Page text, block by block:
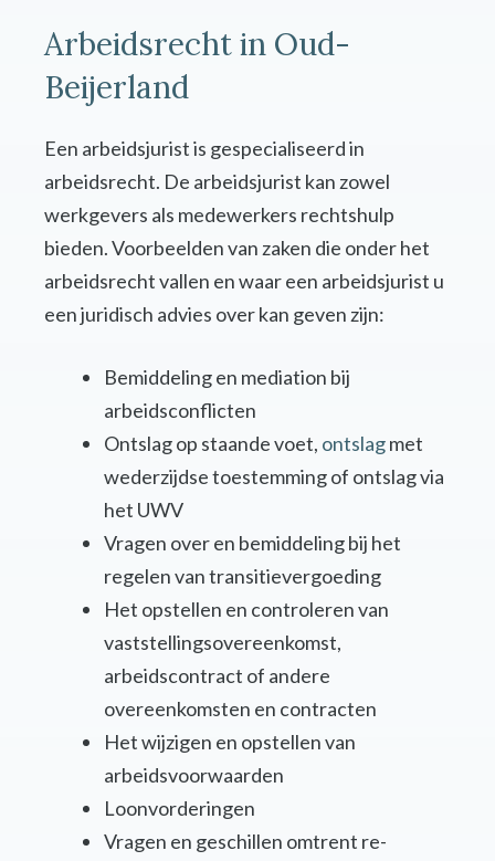
Arbeidsrecht in Oud-
Beijerland
Een arbeidsjurist is gespecialiseerd in
arbeidsrecht. De arbeidsjurist kan zowel
werkgevers als medewerkers rechtshulp
bieden. Voorbeelden van zaken die onder het
arbeidsrecht vallen en waar een arbeidsjurist u
een juridisch advies over kan geven zijn:
Bemiddeling en mediation bij
arbeidsconflicten
Ontslag op staande voet, ontslagmet
wederzijdse toestemming of ontslag via
het UWV
Vragen over en bemiddeling bij het
regelen van transitievergoeding
Het opstellen en controleren van
vaststellingsovereenkomst,
arbeidscontract of andere
overeenkomsten en contracten
Het wijzigen en opstellen van
arbeidsvoorwaarden
Loonvorderingen
Vragen en geschillen omtrent re-